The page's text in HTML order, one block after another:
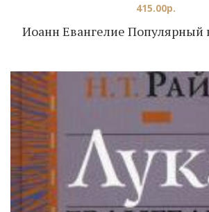
Иоанн Евангелие
415.00р.